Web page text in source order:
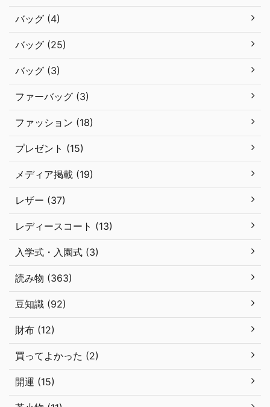
バッグ (4)
バッグ (25)
バッグ (3)
ファーバッグ (3)
ファッション (18)
プレゼント (15)
メディア掲載 (19)
レザー (37)
レディースコート (13)
入学式・入園式 (3)
読み物 (363)
豆知識 (92)
財布 (12)
買ってよかった (2)
開運 (15)